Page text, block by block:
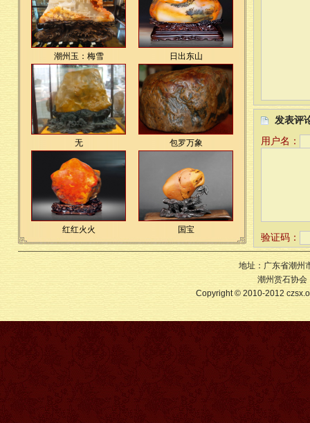
潮州玉：梅雪 日出东山
无 包罗万象
红红火火 国宝
发表评
用户名：
验证码：
地址：广东省潮州
潮州赏石协
Copyright © 2010-2012